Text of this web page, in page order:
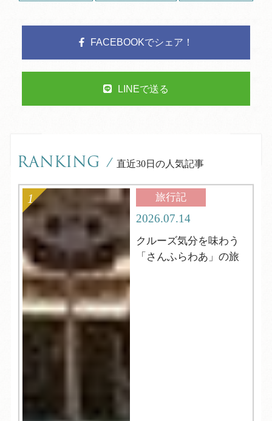
FACEBOOKでシェア！
LINEで送る
RANKING / 直近30日の人気記事
旅行記
2026.07.14
クルーズ気分を味わう
「さんふらわあ」の旅